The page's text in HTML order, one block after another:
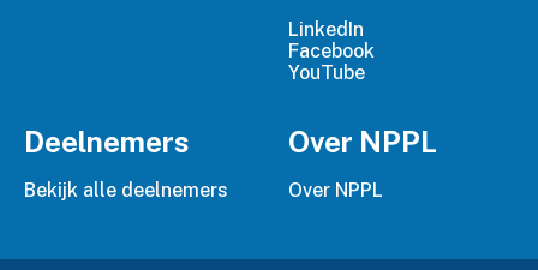
LinkedIn
Facebook
YouTube
Deelnemers
Bekijk alle deelnemers
Over NPPL
Over NPPL